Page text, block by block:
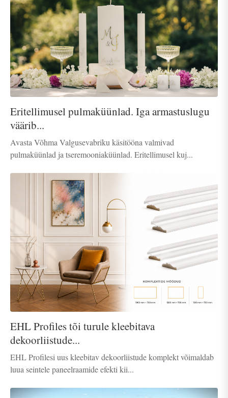
Eritellimusel pulmaküünlad. Iga armastuslugu
väärib...
Avasta Võhma Valgusevabriku käsitööna valmivad
pulmaküünlad ja tseremooniaküünlad. Eritellimusel kuj...
EHL Profiles tõi turule kleebitava
dekoorliistude...
EHL Profilesi uus kleebitav dekoorliistude komplekt võimaldab
luua seintele paneelraamide efekti kii...